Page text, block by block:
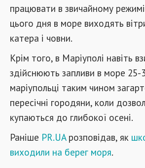
працювати в звичайному
цього дня в море виходять
катера і човни.
Крім того, в Маріуполі навіть
здійснюють запливи в море 25-
маріупольці таким чином
пересічні городяни, коли
купаються до глибокої осені.
Раніше PR.UAрозповідав, як
виходили на берег моря.